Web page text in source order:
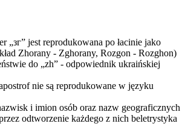
„зг” jest reprodukowana po łacinie jako
Zhorany - Zghorany, Rozgon - Rozghon)
do „zh” - odpowiednik ukraińskiej
nie są reprodukowane w języku
i imion osób oraz nazw geograficznych
odtworzenie każdego z nich beletrystyka